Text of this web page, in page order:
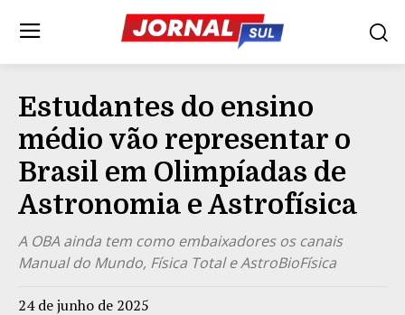
Estudantes do ensino
médio vão representar o
Brasil em Olimpíadas de
Astronomia e Astrofísica
A OBA ainda tem como embaixadores os canais
Manual do Mundo, Física Total e AstroBioFísica
24 de junho de 2025